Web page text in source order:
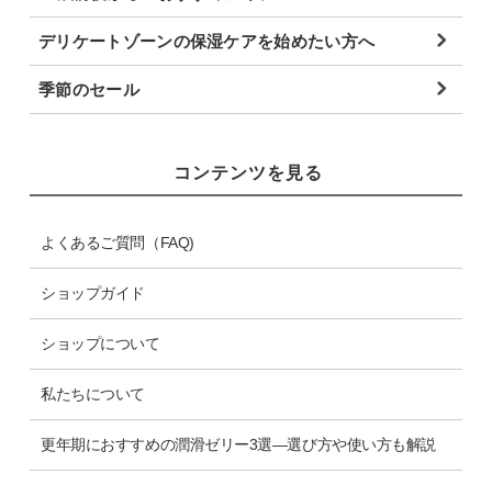
デリケートゾーンの保湿ケアを始めたい方へ
季節のセール
コンテンツを見る
よくあるご質問（FAQ)
ショップガイド
ショップについて
私たちについて
更年期におすすめの潤滑ゼリー3選―選び方や使い方も解説